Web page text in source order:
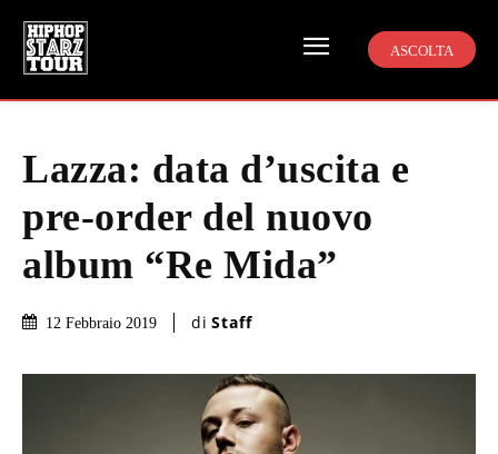
ASCOLTA
Lazza: data d’uscita e
pre-order del nuovo
album “Re Mida”
12 Febbraio 2019 di Staff